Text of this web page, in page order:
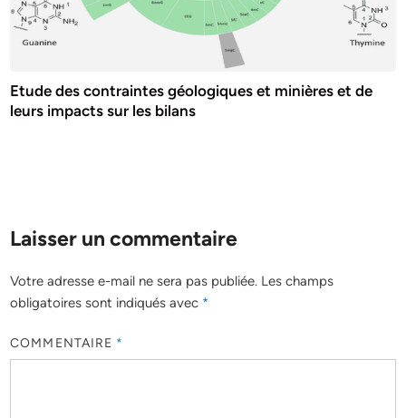
Etude des contraintes géologiques et minières et de
leurs impacts sur les bilans
Laisser un commentaire
Votre adresse e-mail ne sera pas publiée. Les champs
obligatoires sont indiqués avec *
COMMENTAIRE *